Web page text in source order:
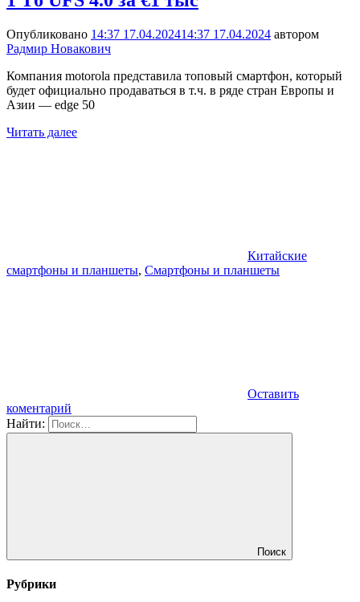
Опубликовано 14:37 17.04.202414:37 17.04.2024 автором
Радмир Новакович
Компания motorola представила топовый смартфон, который
будет официально продаваться в т.ч. в ряде стран Европы и
Азии — edge 50
Читать далее
Китайские
смартфоны и планшеты, Смартфоны и планшеты
Оставить
коментарий
Найти:
Поиск
Рубрики